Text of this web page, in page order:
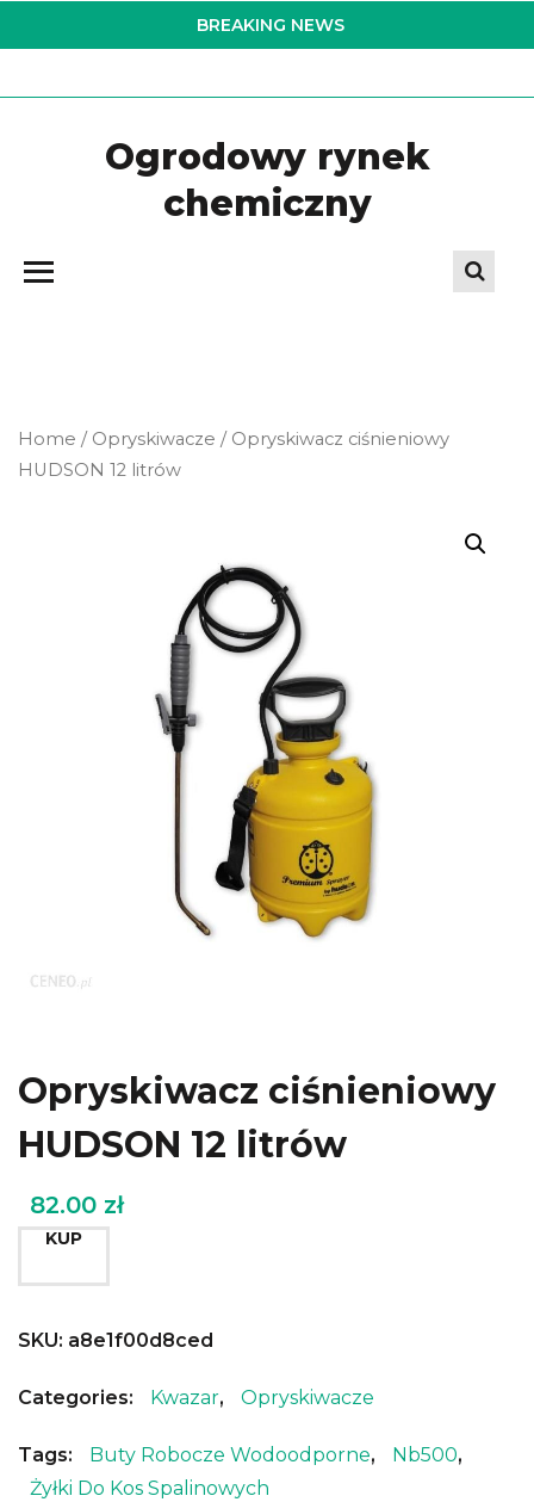
to
BREAKING NEWS
Ogrodowy rynek
chemiczny
Home / Opryskiwacze / Opryskiwacz ciśnieniowy
HUDSON 12 litrów
Opryskiwacz ciśnieniowy
HUDSON 12 litrów
82.00 zł
KUP
SKU: a8e1f00d8ced
Categories: Kwazar, Opryskiwacze
Tags: Buty Robocze Wodoodporne, Nb500,
Żyłki Do Kos Spalinowych